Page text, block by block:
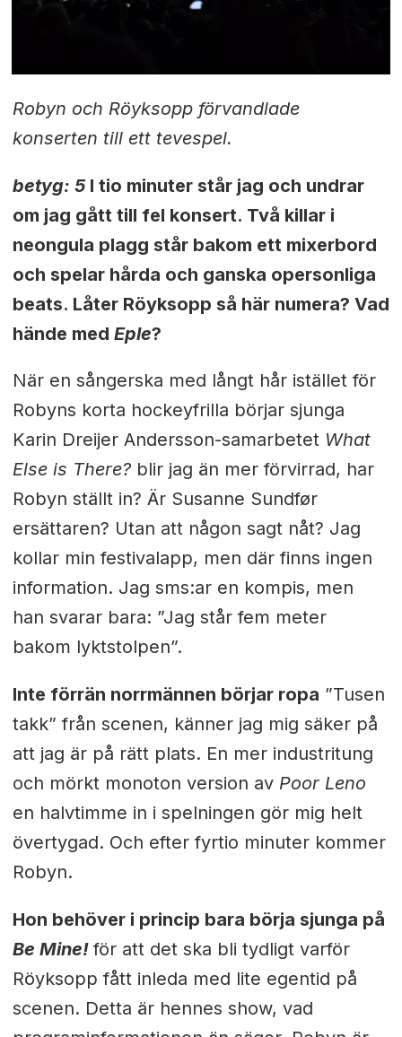
Robyn och Röyksopp förvandlade
konserten till ett tevespel.
betyg: 5I tio minuter står jag och undrar
om jag gått till fel konsert. Två killar i
neongula plagg står bakom ett mixerbord
och spelar hårda och ganska opersonliga
beats. Låter Röyksopp så här numera? Vad
hände med Eple?
När en sångerska med långt hår istället för
Robyns korta hockeyfrilla börjar sjunga
Karin Dreijer Andersson-samarbetet What
Else is There?blir jag än mer förvirrad, har
Robyn ställt in? Är Susanne Sundfør
ersättaren? Utan att någon sagt nåt? Jag
kollar min festivalapp, men där finns ingen
information. Jag sms:ar en kompis, men
han svarar bara: ”Jag står fem meter
bakom lyktstolpen”.
Inte förrän norrmännen börjar ropa ”Tusen
takk” från scenen, känner jag mig säker på
att jag är på rätt plats. En mer industritung
och mörkt monoton version av Poor Leno
en halvtimme in i spelningen gör mig helt
övertygad. Och efter fyrtio minuter kommer
Robyn.
Hon behöver i princip bara börja sjunga på
Be Mine! för att det ska bli tydligt varför
Röyksopp fått inleda med lite egentid på
scenen. Detta är hennes show, vad